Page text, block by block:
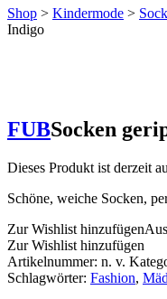
Shop > Kindermode >
Indigo
FUBSocken
Dieses Produkt ist derzeit
Schöne, weiche Socken,
Zur Wishlist hinzufügen
Zur Wishlist hinzufügen
Artikelnummer: n. v.
Schlagwörter: Fashion,